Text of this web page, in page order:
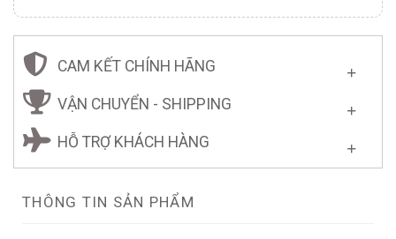
CAM KẾT CHÍNH HÃNG
VẬN CHUYỂN - SHIPPING
HỖ TRỢ KHÁCH HÀNG
THÔNG TIN SẢN PHẨM